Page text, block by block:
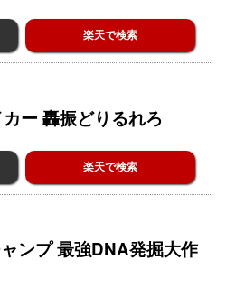
楽天で検索
ー 轟振どりるれろ
楽天で検索
ンプ 最強DNA発掘大作